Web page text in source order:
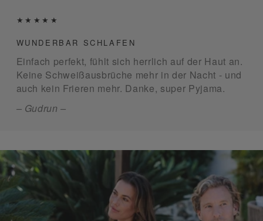
★★★★★
WUNDERBAR SCHLAFEN
Einfach perfekt, fühlt sich herrlich auf der Haut an.
Keine Schweißausbrüche mehr in der Nacht - und
auch kein Frieren mehr. Danke, super Pyjama.
– Gudrun –